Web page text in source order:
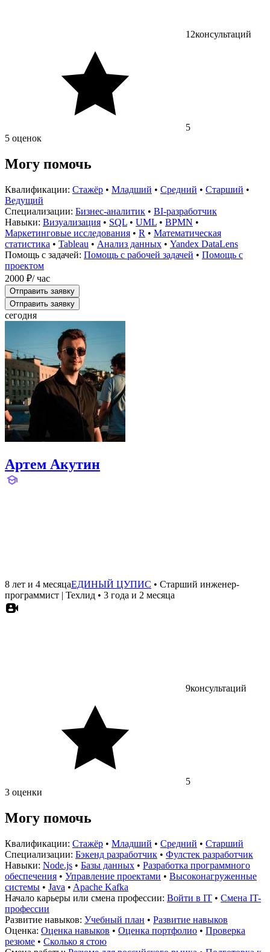
12консультаций
5
5 оценок
Могу помочь
Квалификации: Стажёр • Младший • Средний • Старший •
Ведущий
Специализации: Бизнес-аналитик • BI-разработчик
Навыки: Визуализация • SQL • UML • BPMN •
Маркетинговые исследования • R • Математическая
статистика • Tableau • Анализ данных • Yandex DataLens
Помощь с задачей: Помощь с рабочей задачей • Помощь с
проектом
2000 ₽/ час
Отправить заявку
Отправить заявку
сегодня
Артем Акутин
8 лет и 4 месяцаЕДИНЫЙ ЦУПИС • Старший инженер-
программист | Техлид • 3 года и 2 месяца
9консультаций
5
3 оценки
Могу помочь
Квалификации: Стажёр • Младший • Средний • Старший
Специализации: Бэкенд разработчик • Фулстек разработчик
Навыки: Node.js • Базы данных • Разработка программного
обеспечения • Управление проектами • Высоконагруженные
системы • Java • Apache Kafka
Начало карьеры или смена профессии: Войти в IT • Смена IT-
профессии
Развитие навыков: Учебный план • Развитие навыков
Оценка: Оценка навыков • Оценка портфолио • Проверка
резюме • Сколько я стою